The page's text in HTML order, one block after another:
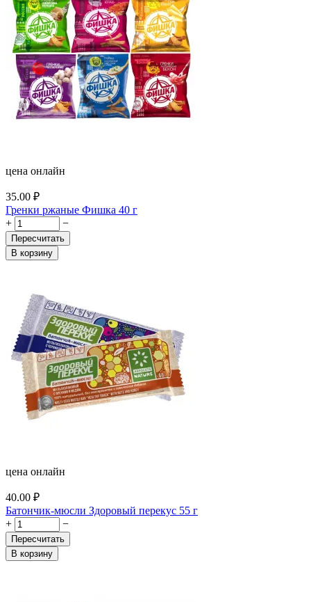
цена онлайн
35.00 ₽
Гренки ржаные Фишка 40 г
+
−
Пересчитать
В корзину
цена онлайн
40.00 ₽
Батончик-мюсли Здоровый перекус 55 г
+
−
Пересчитать
В корзину